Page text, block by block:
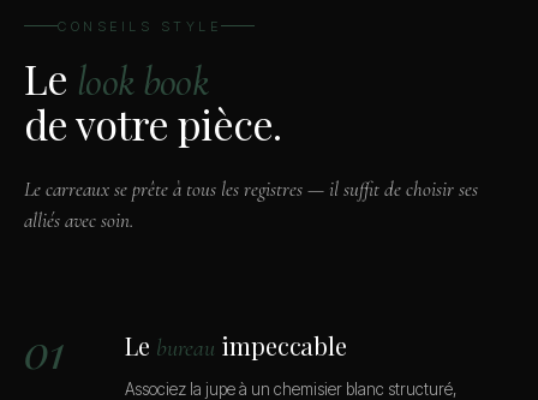
CONSEILS STYLE
Le look book
de votre pièce.
Le carreaux se prête à tous les registres — il suffit de choisir ses
alliés avec soin.
01 Le bureau impeccable
Associez la jupe à un chemisier blanc structuré,